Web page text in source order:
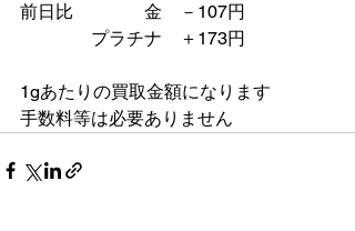
前日比　　　　金　－107円
プラチナ　＋173円
1gあたりの買取金額になります
手数料等は必要ありません